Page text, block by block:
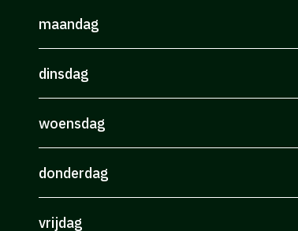
maandag
dinsdag
woensdag
donderdag
vrijdag